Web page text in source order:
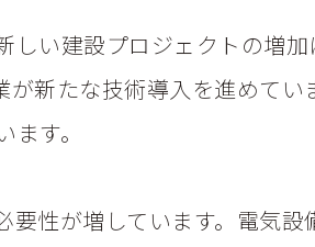
しい建設プロジェクトの増加
新たな技術導入を進めてい
す。
性が増しています。電気設